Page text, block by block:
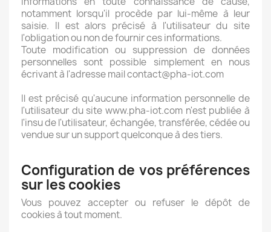
notamment lorsqu'il procède par lui-même à leur
saisie. Il est alors précisé à l'utilisateur du site
l'obligation ou non de fournir ces informations.
Toute modification ou suppression de données
personnelles sont possible simplement en nous
écrivant à l'adresse mail contact@pha-iot.com
Il est précisé qu'aucune information personnelle de
l'utilisateur du site www.pha-iot.com n'est publiée à
l'insu de l'utilisateur, échangée, transférée, cédée ou
vendue sur un support quelconque à des tiers.
Configuration de vos préférences
sur les cookies
Vous pouvez accepter ou refuser le dépôt de
cookies à tout moment.